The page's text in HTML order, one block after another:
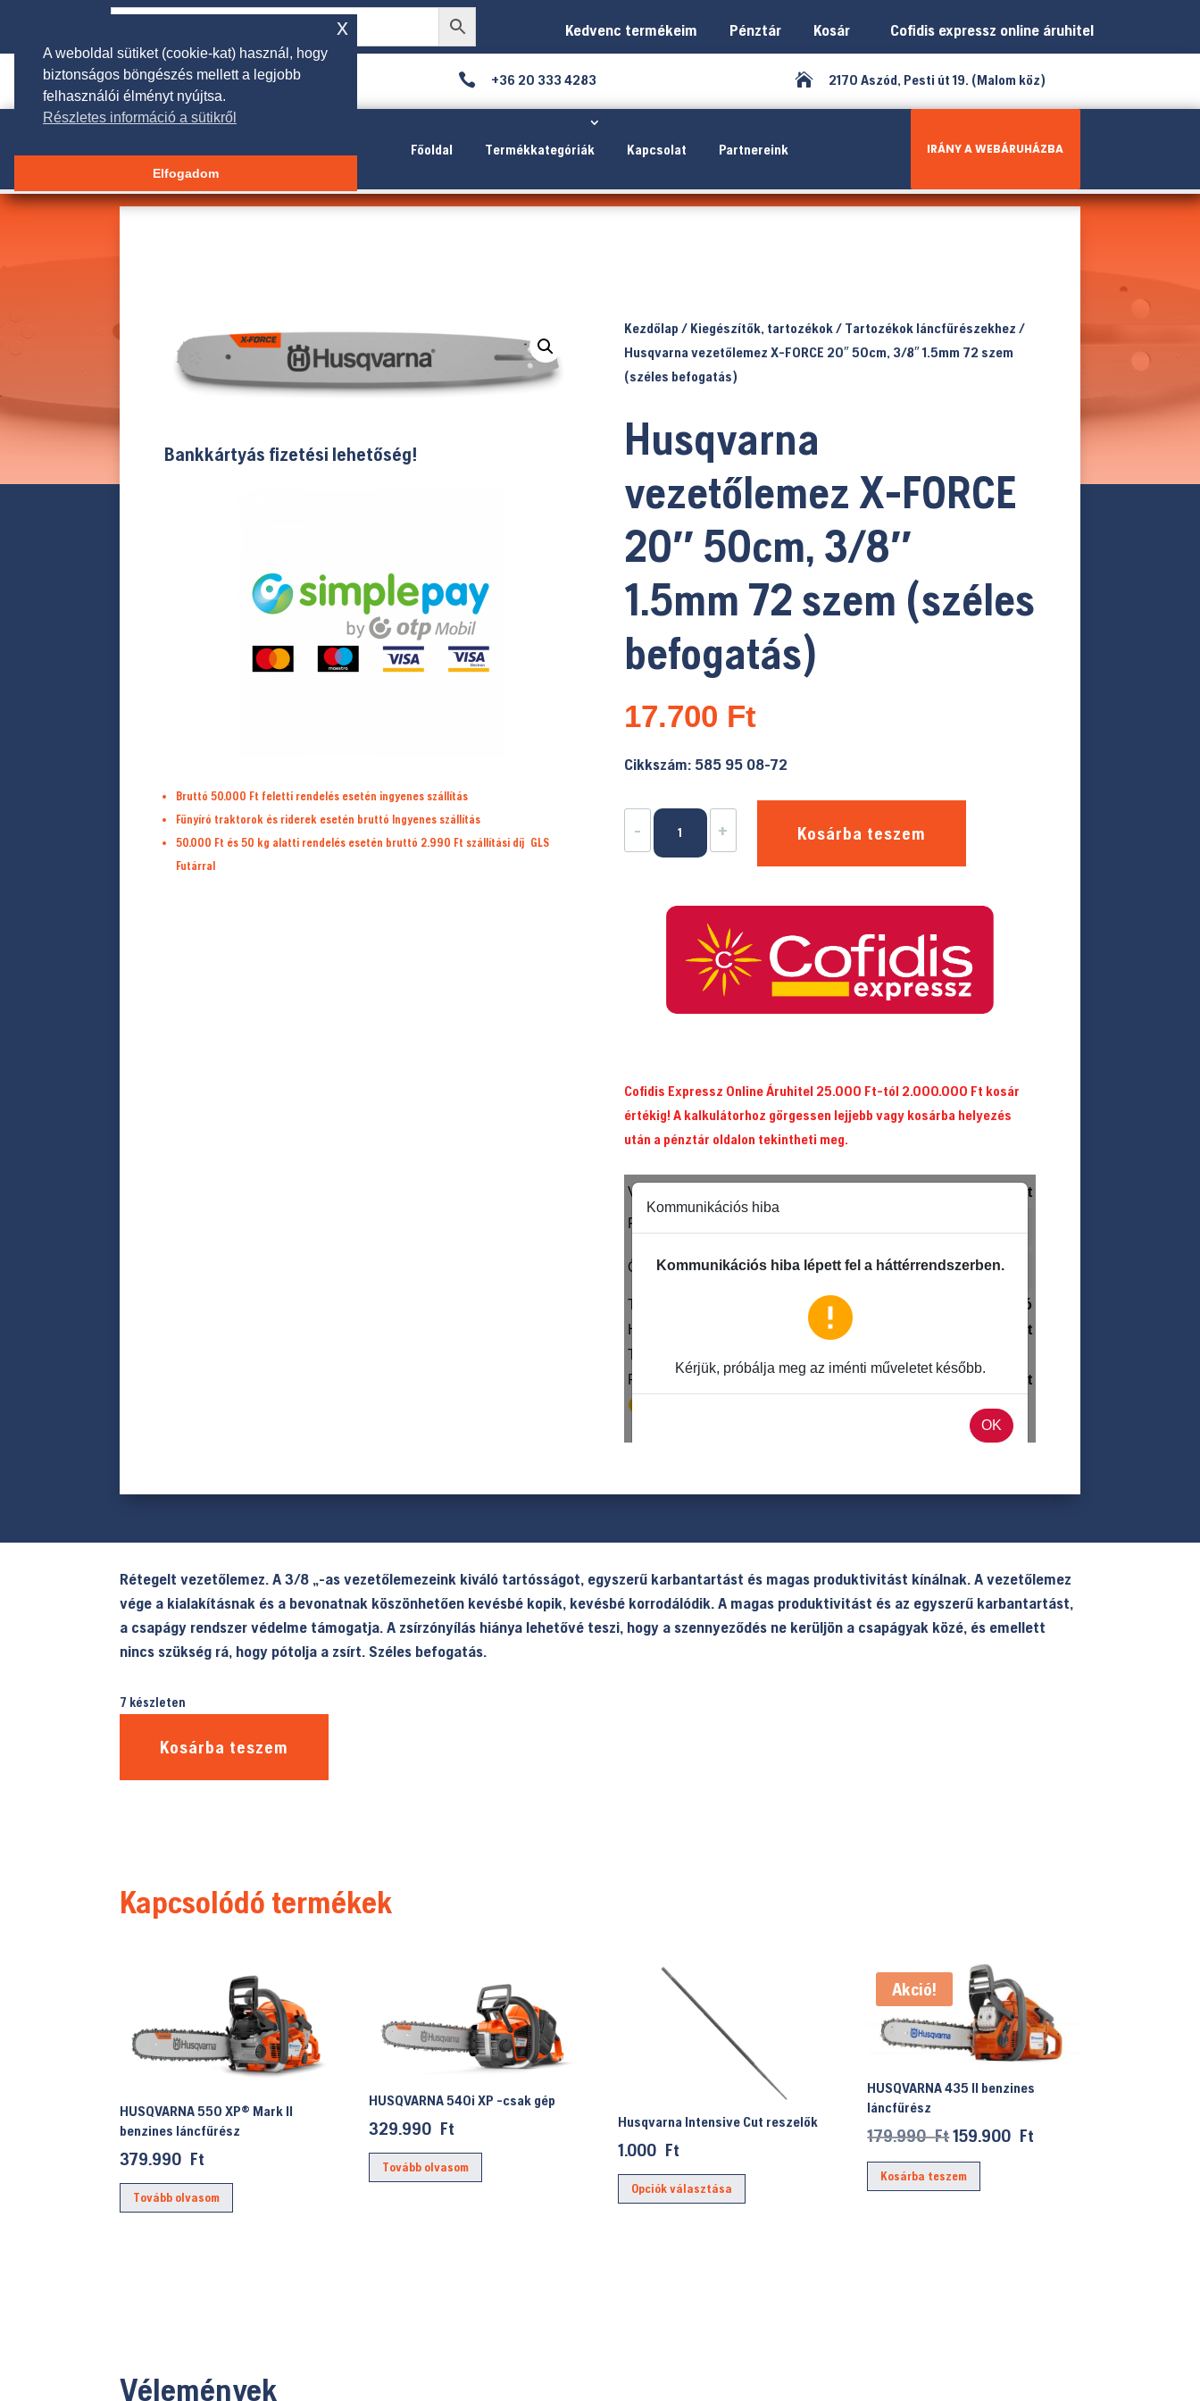
Kedvenc termékeim Pénztár Kosár Cofidis expressz online áruhitel
 rendeles@galgakertigep.hu  +36 20 333 4283  2170 Aszód, Pesti út 19. (Malom köz)
Főoldal Termékkategóriák Kapcsolat Partnereink IRÁNY A WEBÁRUHÁZBA
Bankkártyás fizetési lehetőség!
Bruttó 50.000 Ft feletti rendelés esetén ingyenes szállítás
Fűnyíró traktorok és riderek esetén bruttó Ingyenes szállítás
50.000 Ft és 50 kg alatti rendelés esetén bruttó 2.990 Ft szállítási díj GLS
Futárral
Kezdőlap / Kiegészítők, tartozékok/ Tartozékok láncfűrészekhez /
Husqvarna vezetőlemez X-FORCE 20″ 50cm, 3/8″ 1.5mm 72 szem
(széles befogatás)
Husqvarna
vezetőlemez X-FORCE
20″ 50cm, 3/8″
1.5mm 72 szem (széles
befogatás)
17.700 Ft
Cikkszám: 585 95 08-72
-
Husqvarna
20"
72
befogatás)
mennyiség
+ Kosárba teszem
Cofidis Expressz Online Áruhitel 25.000 Ft-tól 2.000.000 Ft kosár
értékig! A kalkulátorhoz görgessen lejjebb vagy kosárba helyezés
után a pénztár oldalon tekintheti meg.
Rétegelt vezetőlemez. A 3/8 „-as vezetőlemezeink kiváló tartósságot, egyszerű karbantartást és magas produktivitást kínálnak. A vezetőlemez
vége a kialakításnak és a bevonatnak köszönhetően kevésbé kopik, kevésbé korrodálódik. A magas produktivitást és az egyszerű karbantartást,
a csapágy rendszer védelme támogatja. A zsírzónyílás hiánya lehetővé teszi, hogy a szennyeződés ne kerüljön a csapágyak közé, és emellett
nincs szükség rá, hogy pótolja a zsírt. Széles befogatás.
7 készleten
Kosárba teszem
Kapcsolódó termékek
HUSQVARNA 550 XP® Mark II
benzines láncfűrész
379.990 Ft
Tovább olvasom
HUSQVARNA 540i XP -csak gép
329.990 Ft
Tovább olvasom
Husqvarna Intensive Cut reszelők
1.000 Ft
Opciók választása
Ennek
Akció!
HUSQVARNA 435 II benzines
láncfűrész
179.990FtOriginal
price
was:
159.900 Ft
Kosárba teszem
Vélemények
A weboldal sütiket (cookie-kat) használ, hogy
biztonságos böngészés mellett a legjobb
felhasználói élményt nyújtsa.
Részletes információ a sütikről
Elfogadom
x